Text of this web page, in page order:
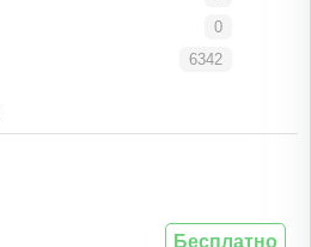
0
6342
Бесплатно